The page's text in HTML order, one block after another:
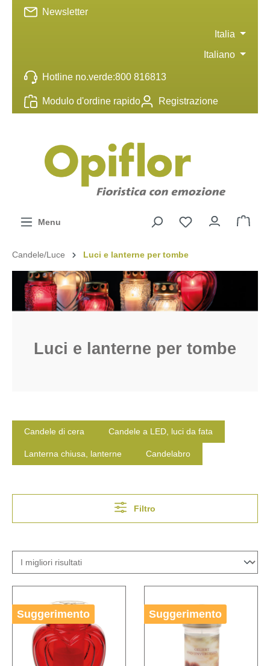
principale
Hotline no.verde:800 816813
Modulo d'ordine rapido Registrazione
Newsletter
Italia
Italiano
Menu
Candele/Luce Luci e lanterne per tombe
Luci e lanterne per tombe
Candele di cera Candele a LED, luci da fata
Lanterna chiusa, lanterne Candelabro
Filtro
Suggerimento Suggerimento